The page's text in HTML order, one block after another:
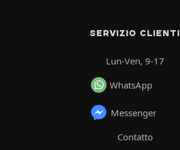
SERVIZIO CLIENTI
Lun-Ven, 9-17
WhatsApp
Messenger
Contatto